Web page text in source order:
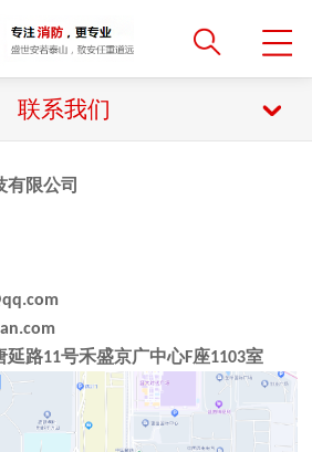
联系我们
有限公司
延路11号禾盛京广中心F座1103室